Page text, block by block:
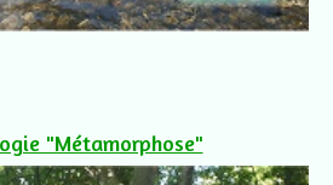
"Métamorphose"